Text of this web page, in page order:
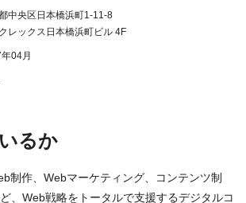
るか
制作、Webマーケティング、コンテンツ制
、Web戦略をトータルで支援するデジタルコ
中央区日本橋浜町1-11-8
レックス日本橋浜町ビル 4F
04月